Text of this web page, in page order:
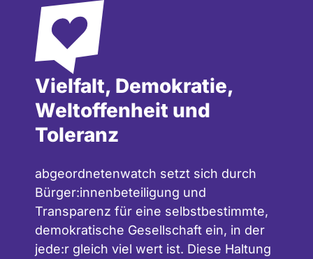
Vielfalt, Demokratie,
Weltoffenheit und
Toleranz
abgeordnetenwatch setzt sich durch
Bürger:innenbeteiligung und
Transparenz für eine selbstbestimmte,
demokratische Gesellschaft ein, in der
jede:r gleich viel wert ist. Diese Haltung